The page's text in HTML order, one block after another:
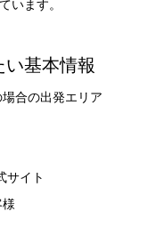
います。
基本情報
合の出発エリア
サイト